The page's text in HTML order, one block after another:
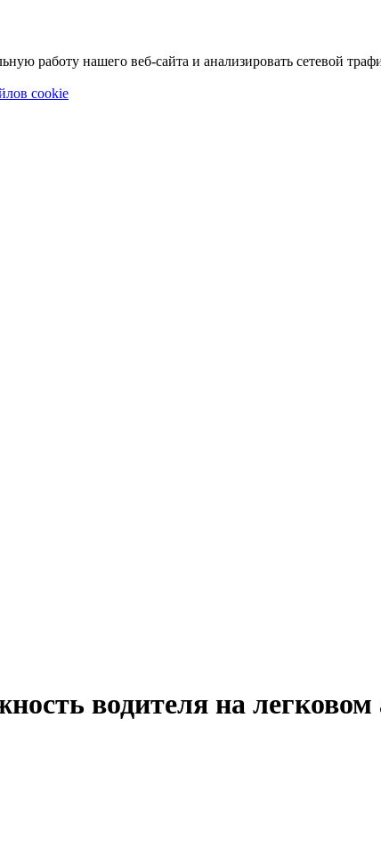
работу нашего веб-сайта и анализировать сетевой
cookie
водителя на